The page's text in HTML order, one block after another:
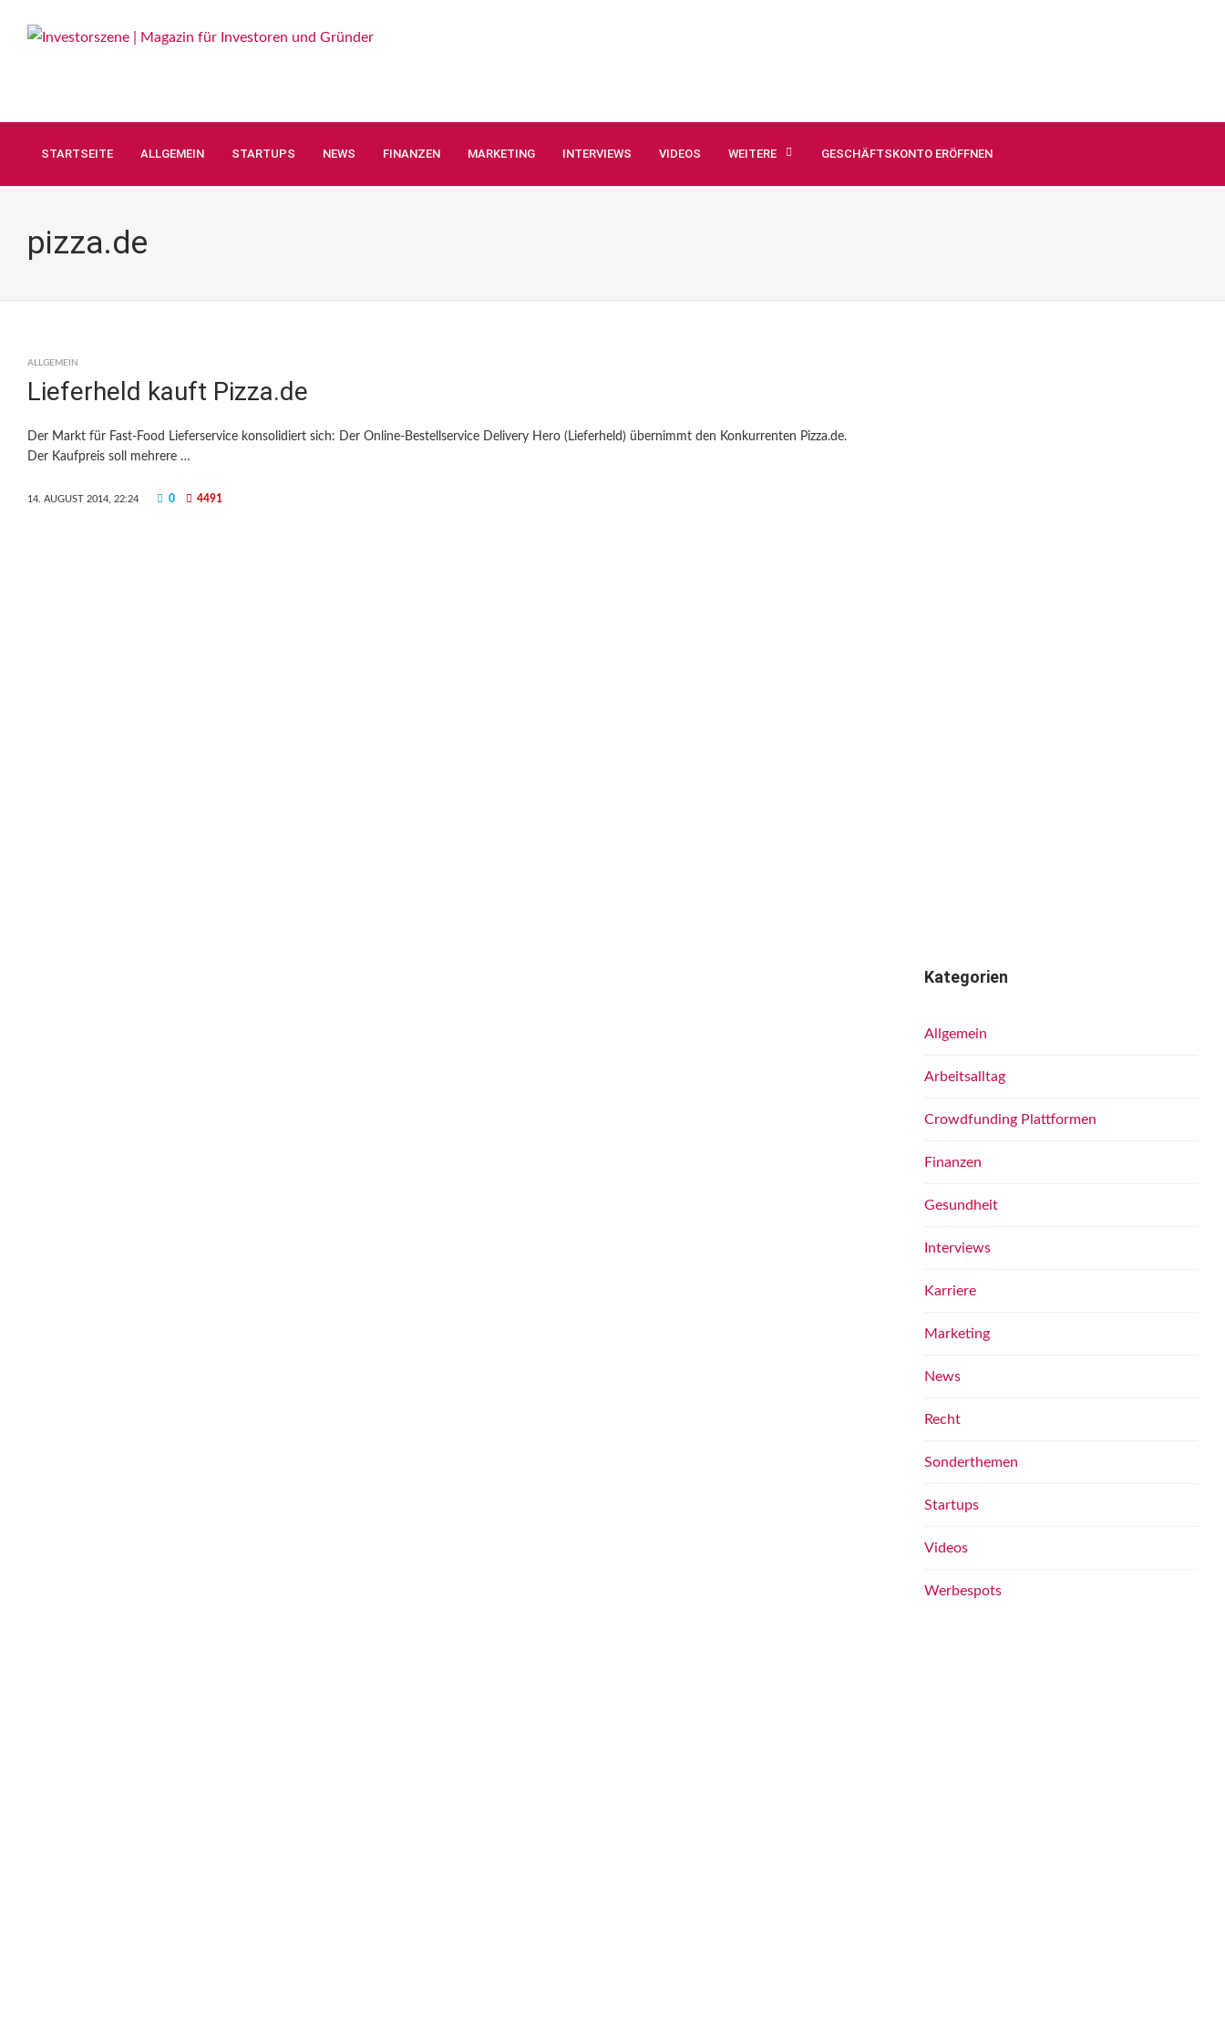
STARTSEITE ALLGEMEIN STARTUPS NEWS FINANZEN MARKETING INTERVIEWS VIDEOS WEITERE GESCHÄFTSKONTO ERÖFFNEN
pizza.de
ALLGEMEIN
Lieferheld kauft Pizza.de
Der Markt für Fast-Food Lieferservice konsolidiert sich: Der Online-Bestellservice Delivery Hero (Lieferheld) übernimmt den Konkurrenten Pizza.de.
Der Kaufpreis soll mehrere …
14. AUGUST 2014, 22:24 0 4491
Kategorien
Allgemein
Arbeitsalltag
Crowdfunding Plattformen
Finanzen
Gesundheit
Interviews
Karriere
Marketing
News
Recht
Sonderthemen
Startups
Videos
Werbespots